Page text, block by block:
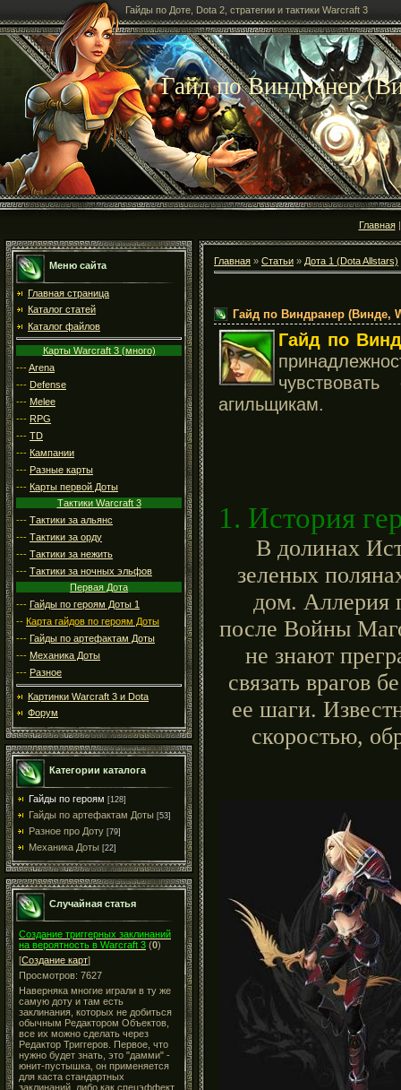
Гайды по Доте, Dota 2, стратегии и тактики Warcraft 3
Гайд по Виндранер
Главная
Меню сайта
Главная страница
Каталог статей
Каталог файлов
Карты Warcraft 3 (много)
---Arena
--- Defense
--- Melee
--- RPG
--- TD
--- Кампании
--- Разные карты
--- Карты первой Доты
Тактики Warcraft 3
--- Тактики за альянс
--- Тактики за орду
--- Тактики за нежить
--- Тактики за ночных эльфов
Первая Дота
--- Гайды по героям Доты 1
-- Карта гайдов по героям Доты
--- Гайды по артефактам Доты
--- Механика Доты
--- Разное
Картинки Warcraft 3 и Dota
Форум
Категории каталога
Гайды по героям [128]
Гайды по артефактам Доты [53]
Разное про Доту [79]
Механика Доты [22]
Случайная статья
Создание триггерных заклинаний
на вероятность в Warcraft 3 (0)
[Создание карт]
Просмотров: 7627
Наверняка многие играли в ту же
самую доту и там есть
заклинания, которых не добиться
обычным Редактором Объектов,
все их можно сделать через
Редактор Триггеров. Первое, что
нужно будет знать, это "дамми" -
юнит-пустышка, он применяется
для каста стандартных
заклинаний, либо как спецэффект,
Главная » Статьи » Дота 1 (Dota Allstars)
Гайд по Виндранер (Винде,
Гайд по
агильщикам.
1. История
В долинах
зеленых
дом. Аллерия
после Войны
не знают
связать врагов
ее шаги.
скоростью,